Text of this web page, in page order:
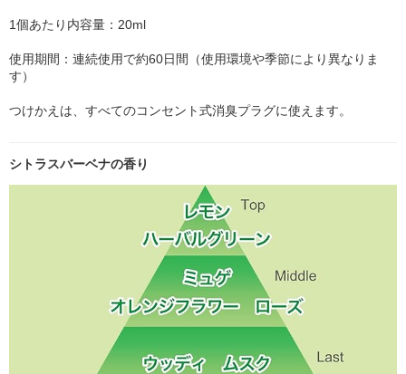
1個あたり内容量：20ml
使用期間：連続使用で約60日間（使用環境や季節により異なりま
す）
つけかえは、すべてのコンセント式消臭プラグに使えます。
シトラスバーベナの香り